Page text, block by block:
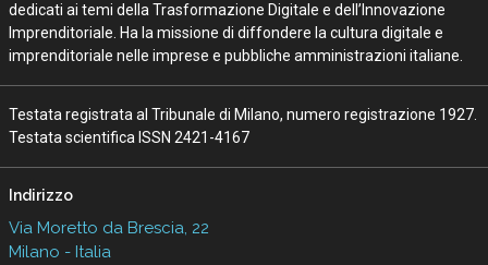
dedicati ai temi della Trasformazione Digitale e dell’Innovazione
Imprenditoriale. Ha la missione di diffondere la cultura digitale e
imprenditoriale nelle imprese e pubbliche amministrazioni italiane.
Testata registrata al Tribunale di Milano, numero registrazione 1927.
Testata scientifica ISSN 2421-4167
Indirizzo
Via Moretto da Brescia, 22
Milano - Italia